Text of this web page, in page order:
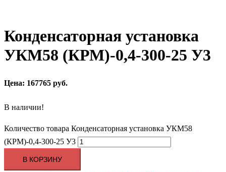
Конденсаторная установка
УКМ58 (КРМ)-0,4-300-25 У3
Цена: 167765 руб.
В наличии!
Количество товара Конденсаторная установка УКМ58
(КРМ)-0,4-300-25 У3
В КОРЗИНУ